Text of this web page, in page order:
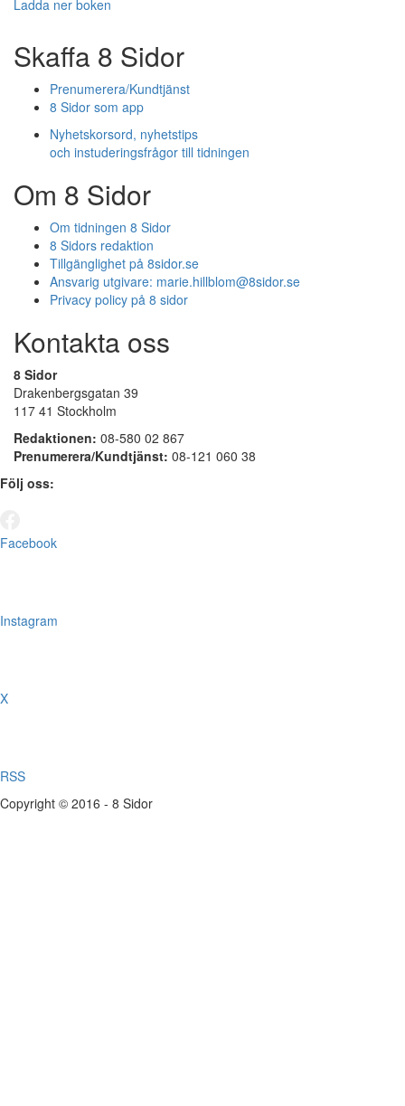
Ladda ner boken
Skaffa 8 Sidor
Prenumerera/Kundtjänst
8 Sidor som app
Nyhetskorsord, nyhetstips
och instuderingsfrågor till tidningen
Om 8 Sidor
Om tidningen 8 Sidor
8 Sidors redaktion
Tillgänglighet på 8sidor.se
Ansvarig utgivare: marie.hillblom@8sidor.se
Privacy policy på 8 sidor
Kontakta oss
8 Sidor
Drakenbergsgatan 39
117 41 Stockholm
Redaktionen: 08-580 02 867
Prenumerera/Kundtjänst: 08-121 060 38
Följ oss:
Facebook
Instagram
X
RSS
Copyright © 2016 - 8 Sidor